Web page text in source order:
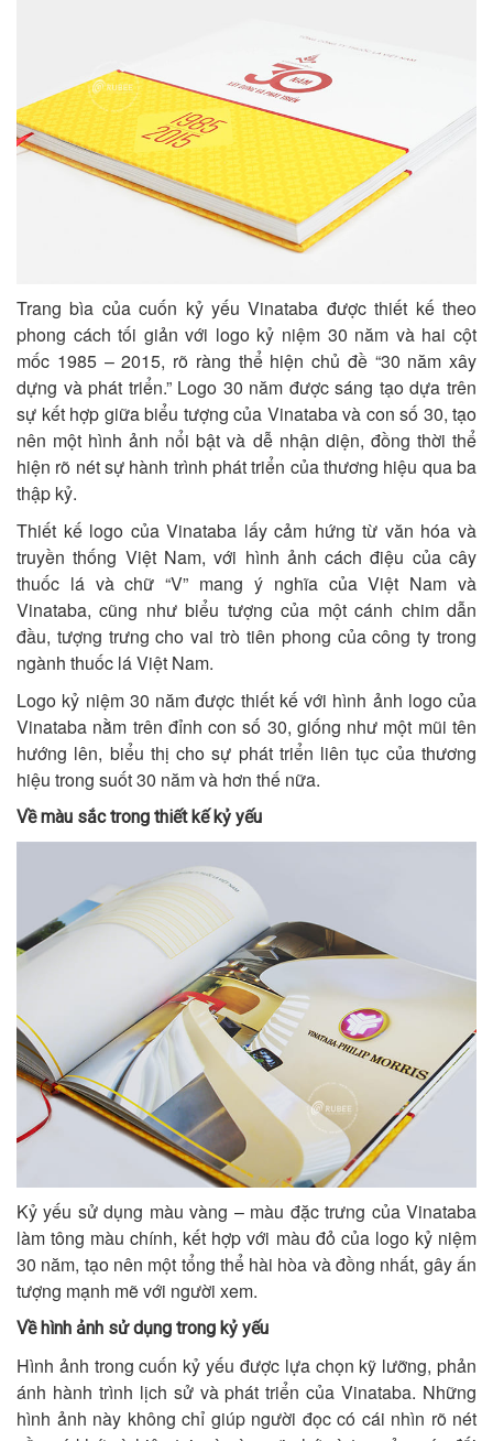
Trang bìa của cuốn kỷ yếu Vinataba được thiết kế theo
phong cách tối giản với logo kỷ niệm 30 năm và hai cột
mốc 1985 – 2015, rõ ràng thể hiện chủ đề “30 năm xây
dựng và phát triển.” Logo 30 năm được sáng tạo dựa trên
sự kết hợp giữa biểu tượng của Vinataba và con số 30, tạo
nên một hình ảnh nổi bật và dễ nhận diện, đồng thời thể
hiện rõ nét sự hành trình phát triển của thương hiệu qua ba
thập kỷ.
Thiết kế logo của Vinataba lấy cảm hứng từ văn hóa và
truyền thống Việt Nam, với hình ảnh cách điệu của cây
thuốc lá và chữ “V” mang ý nghĩa của Việt Nam và
Vinataba, cũng như biểu tượng của một cánh chim dẫn
đầu, tượng trưng cho vai trò tiên phong của công ty trong
ngành thuốc lá Việt Nam.
Logo kỷ niệm 30 năm được thiết kế với hình ảnh logo của
Vinataba nằm trên đỉnh con số 30, giống như một mũi tên
hướng lên, biểu thị cho sự phát triển liên tục của thương
hiệu trong suốt 30 năm và hơn thế nữa.
Về màu sắc trong thiết kế kỷ yếu
Kỷ yếu sử dụng màu vàng – màu đặc trưng của Vinataba
làm tông màu chính, kết hợp với màu đỏ của logo kỷ niệm
30 năm, tạo nên một tổng thể hài hòa và đồng nhất, gây ấn
tượng mạnh mẽ với người xem.
Về hình ảnh sử dụng trong kỷ yếu
Hình ảnh trong cuốn kỷ yếu được lựa chọn kỹ lưỡng, phản
ánh hành trình lịch sử và phát triển của Vinataba. Những
hình ảnh này không chỉ giúp người đọc có cái nhìn rõ nét